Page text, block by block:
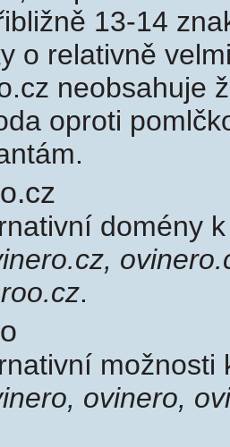
13-14
o relativně
neobsahuje
oproti
domény
.
ovinero,